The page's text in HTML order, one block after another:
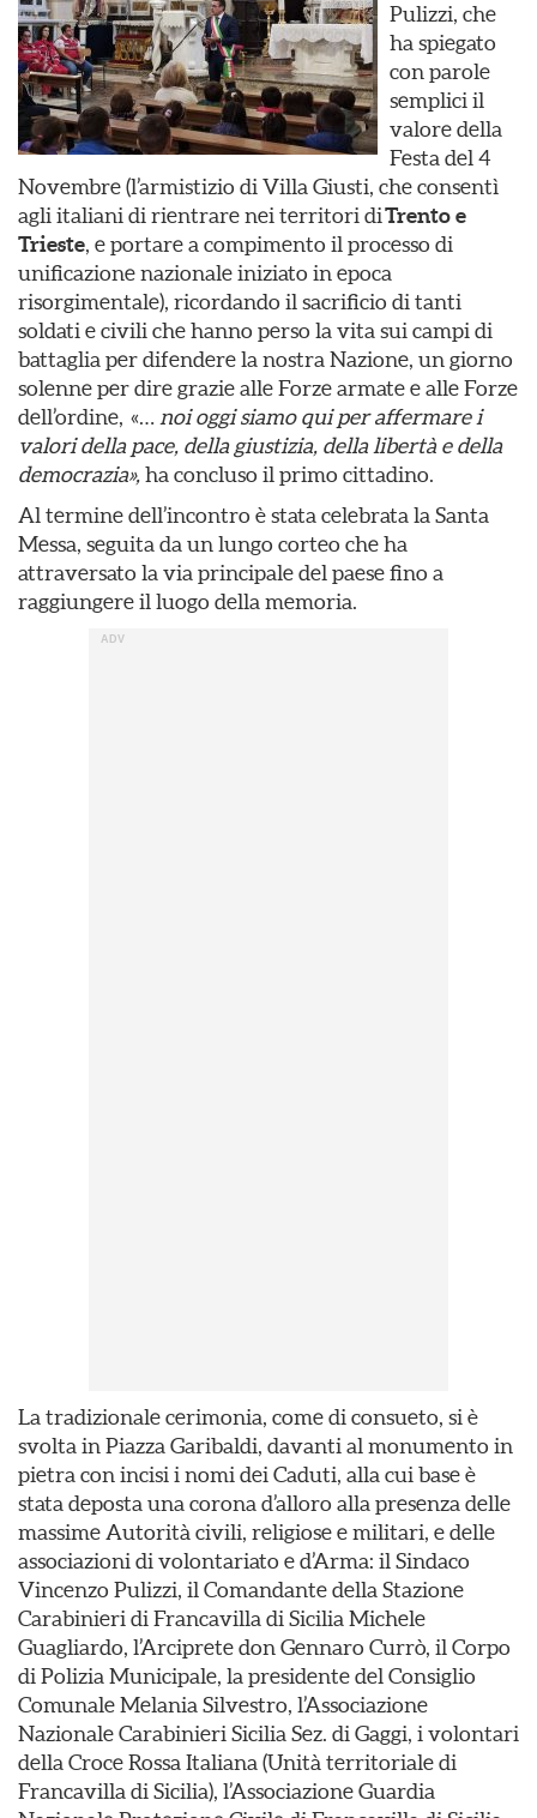
Pulizzi, che
ha spiegato
con parole
semplici il
valore della
Festa del 4
Novembre (l’armistizio di Villa Giusti, che consentì
agli italiani di rientrare nei territori diTrento e
Trieste, e portare a compimento il processo di
unificazione nazionale iniziato in epoca
risorgimentale), ricordando il sacrificio di tanti
soldati e civili che hanno perso la vita sui campi di
battaglia per difendere la nostra Nazione, un giorno
solenne per dire grazie alle Forze armate e alle Forze
dell’ordine, «… noi oggi siamo qui per affermare i
valori della pace, della giustizia, della libertà e della
democrazia»,ha concluso il primo cittadino.
Al termine dell’incontro è stata celebrata la Santa
Messa, seguita da un lungo corteo che ha
attraversato la via principale del paese fino a
raggiungere il luogo della memoria.
La tradizionale cerimonia, come di consueto, si è
svolta in Piazza Garibaldi, davanti al monumento in
pietra con incisi i nomi dei Caduti, alla cui base è
stata deposta una corona d’alloro alla presenza delle
massime Autorità civili, religiose e militari, e delle
associazioni di volontariato e d’Arma: il Sindaco
Vincenzo Pulizzi, il Comandante della Stazione
Carabinieri di Francavilla di Sicilia Michele
Guagliardo, l’Arciprete don Gennaro Currò, il Corpo
di Polizia Municipale, la presidente del Consiglio
Comunale Melania Silvestro, l’Associazione
Nazionale Carabinieri Sicilia Sez. di Gaggi, i volontari
della Croce Rossa Italiana (Unità territoriale di
Francavilla di Sicilia), l’Associazione Guardia